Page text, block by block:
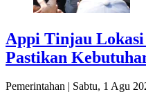
Appi Tinjau
Pastikan
Pemerintahan | Sabtu, 1 Agu